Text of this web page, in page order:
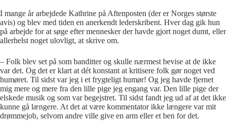
I mange år arbejdede Kathrine på Aftenposten (der er Norges største
avis) og blev med tiden en anerkendt lederskribent. Hver dag gik hun
på arbejde for at søge efter mennesker der havde gjort noget dumt, eller
allerhelst noget ulovligt, at skrive om.
– Folk blev set på som banditter og skulle nærmest bevise at de ikke
var det. Og det er klart at dét konstant at kritisere folk gør noget ved
humøret. Til sidst var jeg i et frygteligt humør! Og jeg havde fjernet
mig mere og mere fra den lille pige jeg engang var. Den lille pige der
elskede musik og som var begejstret. Til sidst fandt jeg ud af at det ikke
kunne gå længere. At det at være kommentator ikke længere var mit
drømmejob, selvom andre ville give en arm eller et ben for det.